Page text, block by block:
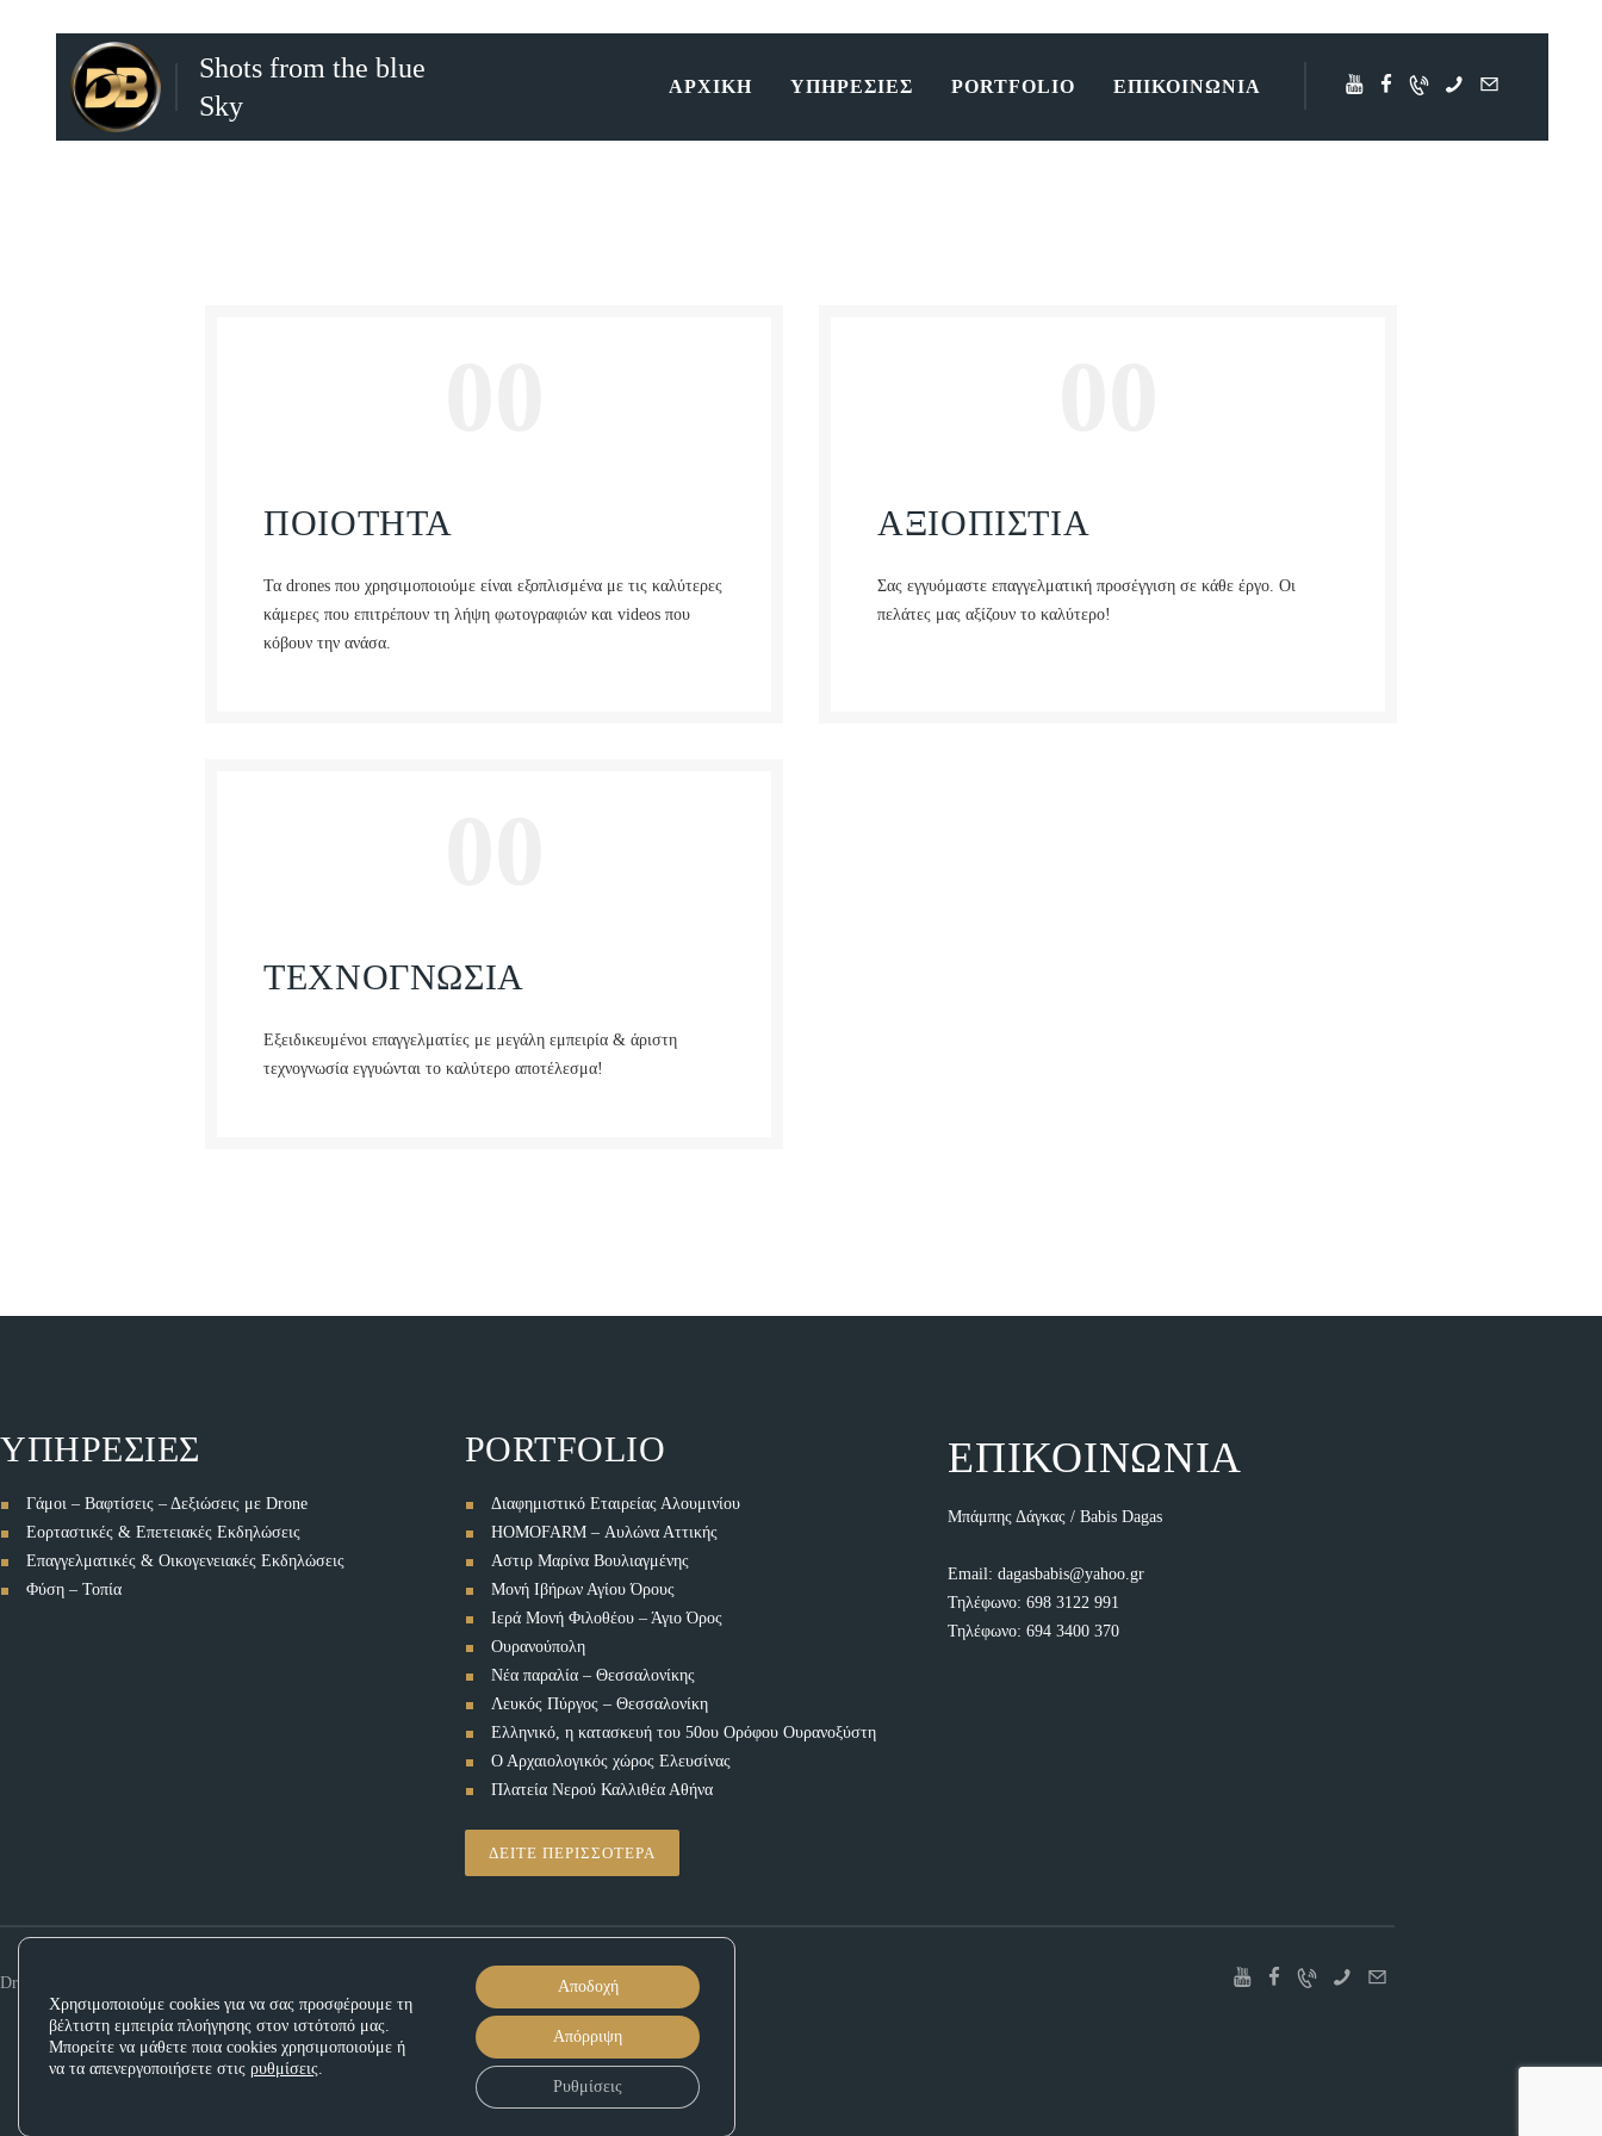
Shots from the blue
Sky
ΑΡΧΙΚΗ ΥΠΗΡΕΣΙΕΣ PORTFOLIO ΕΠΙΚΟΙΝΩΝΙΑ
ΑΡΧΙΚΗ
ΥΠΗΡΕΣΙΕΣ
ΠΟΙΟΤΗΤΑ
Τα drones που χρησιμοποιούμε είναι εξοπλισμένα με τις καλύτερες
κάμερες που επιτρέπουν τη λήψη φωτογραφιών και videos που
κόβουν την ανάσα.
ΑΞΙΟΠΙΣΤΙΑ
Σας εγγυόμαστε επαγγελματική προσέγγιση σε κάθε έργο. Οι
πελάτες μας αξίζουν το καλύτερο!
ΤΕΧΝΟΓΝΩΣΙΑ
Εξειδικευμένοι επαγγελματίες με μεγάλη εμπειρία & άριστη
τεχνογνωσία εγγυώνται το καλύτερο αποτέλεσμα!
ΥΠΗΡΕΣΙΕΣ
Γάμοι – Βαφτίσεις – Δεξιώσεις με Drone
Εορταστικές & Επετειακές Εκδηλώσεις
Επαγγελματικές & Οικογενειακές Εκδηλώσεις
Φύση – Τοπία
PORTFOLIO
Διαφημιστικό Εταιρείας Αλουμινίου
HOMOFARM – Αυλώνα Αττικής
Αστιρ Μαρίνα Βουλιαγμένης
Μονή Ιβήρων Αγίου Όρους
Ιερά Μονή Φιλοθέου – Άγιο Όρος
Ουρανούπολη
Νέα παραλία – Θεσσαλονίκης
Λευκός Πύργος – Θεσσαλονίκη
Ελληνικό, η κατασκευή του 50ου Ορόφου Ουρανοξύστη
Ο Αρχαιολογικός χώρος Ελευσίνας
Πλατεία Νερού Καλλιθέα Αθήνα
ΔΕΙΤΕ ΠΕΡΙΣΣΟΤΕΡΑ
ΕΠΙΚΟΙΝΩΝΙΑ
Μπάμπης Δάγκας / Babis Dagas
Email:dagasbabis@yahoo.gr
Τηλέφωνο:698 3122 991
Τηλέφωνο:694 3400 370
Drone Activities - Babis Dagas. All rights reserved | Πολιτική Απορρήτου | Developed byiSoftCloud
Χρησιμοποιούμε cookies για να σας προσφέρουμε τη
βέλτιστη εμπειρία πλοήγησης στον ιστότοπό μας.
Μπορείτε να μάθετε ποια cookies χρησιμοποιούμε ή
να τα απενεργοποιήσετε στις ρυθμίσεις.
Αποδοχή
Απόρριψη
Ρυθμίσεις